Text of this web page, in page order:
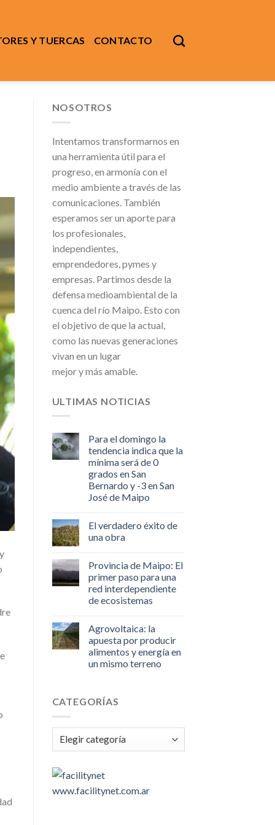
Y TUERCAS CONTACTO
NOSOTROS
Intentamos transformarnos en
una herramienta útil para el
progreso, en armonía con el
medio ambiente a través de las
comunicaciones. También
esperamos ser un aporte para
los profesionales,
independientes,
emprendedores, pymes y
empresas. Partimos desde la
defensa medioambiental de la
cuenca del río Maipo. Esto con
el objetivo de que la actual,
como las nuevas generaciones
vivan en un lugar
mejor y más amable.
ULTIMAS NOTICIAS
Para el domingo la
tendencia indica que la
mínima será de 0
grados en San
Bernardo y -3 en San
José de Maipo
El verdadero éxito de
una obra
Provincia de Maipo: El
primer paso para una
red interdependiente
de ecosistemas
Agrovoltaica: la
apuesta por producir
alimentos y energía en
un mismo terreno
CATEGORÍAS
Categorías
www.facilitynet.com.ar